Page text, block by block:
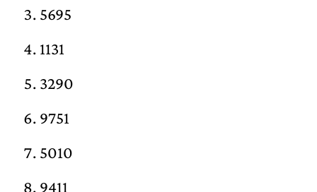
5695
1131
3290
9751
5010
9411